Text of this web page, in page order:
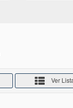
Ver